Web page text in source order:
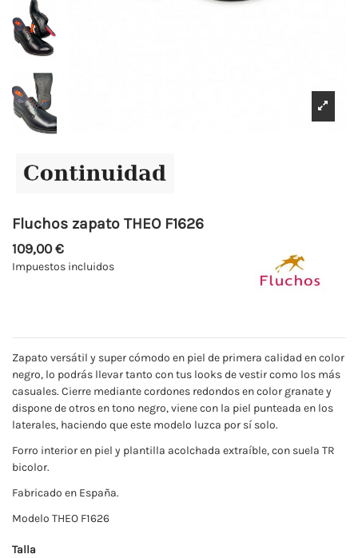
Fluchos zapato THEO F1626
109,00 €
Impuestos incluidos
Zapato versátil y super cómodo en piel de primera calidad en color
negro, lo podrás llevar tanto con tus looks de vestir como los más
casuales. Cierre mediante cordones redondos en color granate y
dispone de otros en tono negro, viene con la piel punteada en los
laterales, haciendo que este modelo luzca por sí solo.
Forro interior en piel y plantilla acolchada extraíble, con suela TR
bicolor.
Fabricado en España.
Modelo THEO F1626
Talla